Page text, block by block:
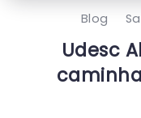
Blog
Udesc